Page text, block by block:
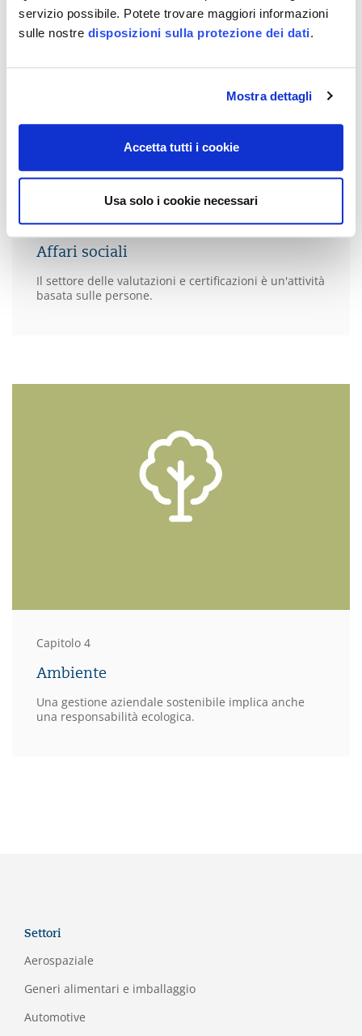
servizio possibile. Potete trovare maggiori informazioni
sulle nostre disposizioni sulla protezione dei dati.
Mostra dettagli
Accetta tutti i cookie
Usa solo i cookie necessari
Capitolo 3
Affari sociali
Il settore delle valutazioni e certificazioni è un'attività
basata sulle persone.
Capitolo 4
Ambiente
Una gestione aziendale sostenibile implica anche
una responsabilità ecologica.
Settori
Aerospaziale
Generi alimentari e imballaggio
Automotive